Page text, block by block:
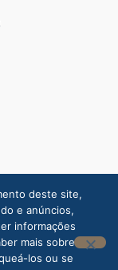
deste site,
e anúncios,
informações
mais sobre
los ou se